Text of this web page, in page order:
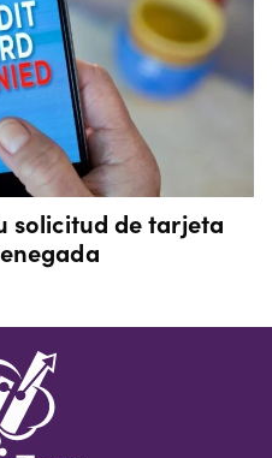
solicitud de tarjeta